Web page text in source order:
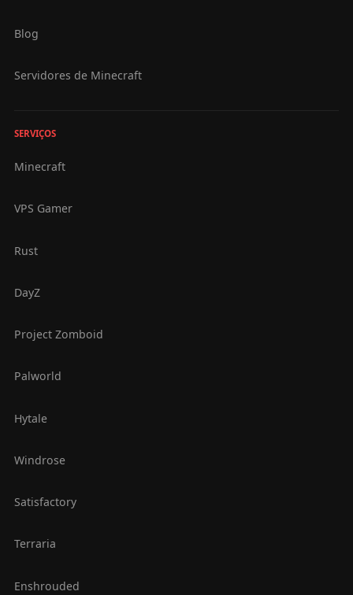
Blog
Servidores de Minecraft
SERVIÇOS
Minecraft
VPS Gamer
Rust
DayZ
Project Zomboid
Palworld
Hytale
Windrose
Satisfactory
Terraria
Enshrouded